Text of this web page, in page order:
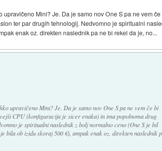
upravičeno Mini? Je. Da je samo nov One S pa ne vem
ter par drugih tehnologij. Nedvomno je spiritualni
enak oz. direkten naslednik pa ne bi rekel da je, no...
upravičeno Mini? Je. Da je samo nov One S pa ne vem če bi
CPU (konfiguracija je sicer enaka) in ima popolnoma drug
je spiritualni naslednik z bolj normalno ceno (One S je bil
bila ob izidu skoraj 500 €), ampak enak oz. direkten naslednik